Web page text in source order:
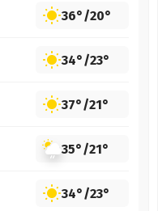
36°/20°
34°/23°
37°/21°
35°/21°
34°/23°